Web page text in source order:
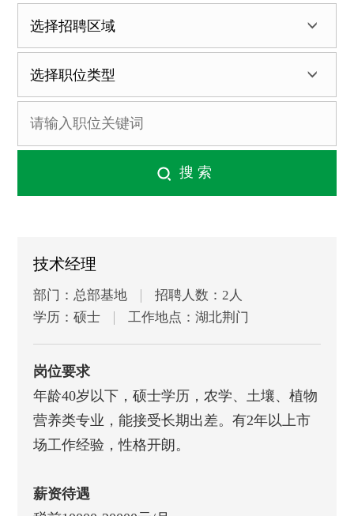
技术经理
部门：总部基地
招聘人数：2人
学历：硕士
工作地点：湖北荆门
岗位要求
年龄40岁以下，硕士学历，农学、土壤、植物
营养类专业，能接受长期出差。有2年以上市
场工作经验，性格开朗。
薪资待遇